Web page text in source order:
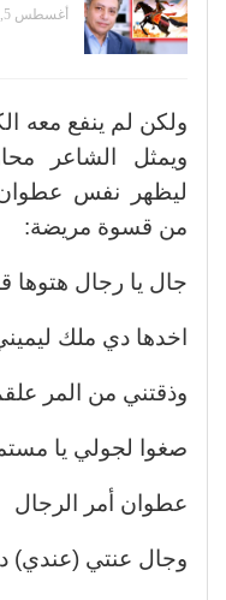
أغسطس 5, 2026
ولكن لم ينفع معه
ويمثل الشاعر
ليظهر نفس عطوان
من قسوة مريضة:
جال يا رجال هتوها
اخدها دي ملك
وذقتني من المر
صغوا لجولي يا
عطوان أمر الرجال
وجال عنتي (عندي)